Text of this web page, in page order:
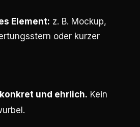
Element: z. B. Mockup,
oder kurzer
und ehrlich. Kein